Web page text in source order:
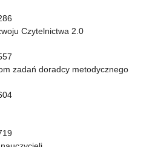
Czytelnictwa 2.0
zadań doradcy metodycznego